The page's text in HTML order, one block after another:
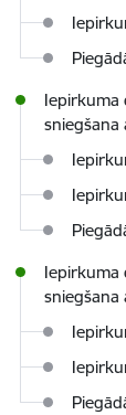
Iepirkuma
sniegšana
Iepirkuma
sniegšana